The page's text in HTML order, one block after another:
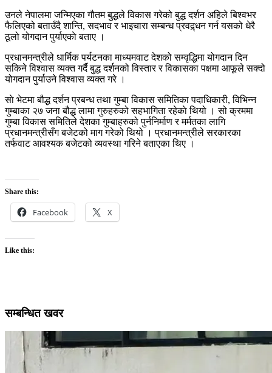
उनले नेपालमा जन्मिएका गौतम बुद्धले विकास गरेको बुद्ध दर्शन अहिले बिश्वभर
फैलिएको बताउँदै शान्ति, सदभाव र भाइचारा सम्बन्ध प्रवद्र्धन गर्न यसको धेरै
ठूलो योगदान पुर्याएकाे बताए ।
प्रधानमन्त्रीले धार्मिक पर्यटनका माध्यमवाट देशको सम्वृद्धिमा योगदान दिन
सकिने विश्वास व्यक्त गर्दै बुद्ध दर्शनको विस्तार र विकासका पक्षमा आफूले सक्दो
योगदान पुर्याउने विश्वास व्यक्त गरे ।
साे भेटमा बौद्ध दर्शन प्रबन्ध तथा गुम्बा विकास समितिका पदाधिकारी, विभिन्न
गुम्बाका २७ जना बौद्ध लामा गुरुहरुको सहभागिता रहेकाे थियो । सो क्रममा
गुम्बा विकास समितिले देशका गुम्बाहरुको पुर्ननिर्माण र मर्मतका लागि
प्रधानमन्त्रीसँग बजेटको माग गरेको थियो । प्रधानमन्त्रीले सरकारका
तर्फवाट आवश्यक बजेटको व्यवस्था गरिने बताएका थिए ।
Share this:
Facebook X
Like this:
सम्बन्धित खवर